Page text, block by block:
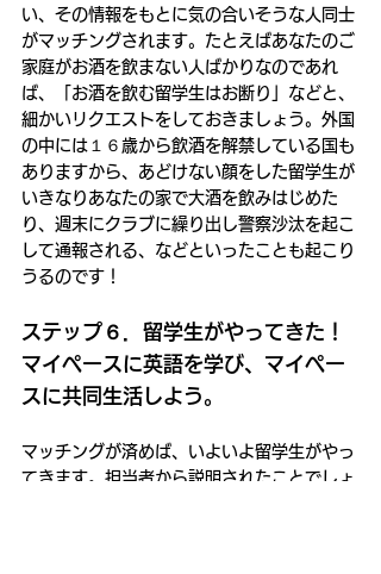
い、その情報をもとに気の合いそうな人同士
がマッチングされます。たとえばあなたのご
家庭がお酒を飲まない人ばかりなのであれ
ば、「お酒を飲む留学生はお断り」などと、
細かいリクエストをしておきましょう。外国
の中には１６歳から飲酒を解禁している国も
ありますから、あどけない顔をした留学生が
いきなりあなたの家で大酒を飲みはじめた
り、週末にクラブに繰り出し警察沙汰を起こ
して通報される、などといったことも起こり
うるのです！
ステップ６．留学生がやってきた！
マイペースに英語を学び、マイペー
スに共同生活しよう。
マッチングが済めば、いよいよ留学生がやっ
てきます。担当者から説明されたことでしょ